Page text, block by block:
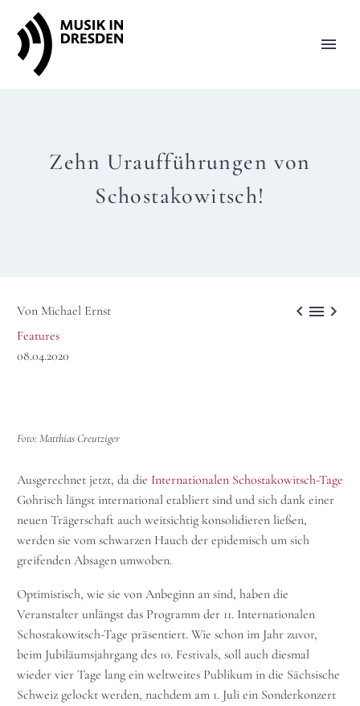
Zehn Uraufführungen von
Schostakowitsch!
  
Von Michael Ernst
Features
08.04.2020
Foto: Matthias Creutziger
Ausgerechnet jetzt, da die Internationalen Schostakowitsch-Tage
Gohrisch längst international etabliert sind und sich dank einer
neuen Trägerschaft auch weitsichtig konsolidieren ließen,
werden sie vom schwarzen Hauch der epidemisch um sich
greifenden Absagen umwoben.
Optimistisch, wie sie von Anbeginn an sind, haben die
Veranstalter unlängst das Programm der 11. Internationalen
Schostakowitsch-Tage präsentiert. Wie schon im Jahr zuvor,
beim Jubiläumsjahrgang des 10. Festivals, soll auch diesmal
wieder vier Tage lang ein weltweites Publikum in die Sächsische
Schweiz gelockt werden, nachdem am 1. Juli ein Sonderkonzert